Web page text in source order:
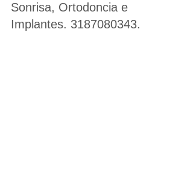
Sonrisa, Ortodoncia e
Implantes. 3187080343.